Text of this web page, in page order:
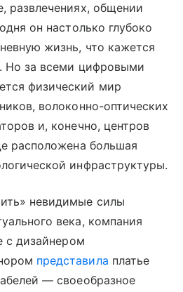
развлечениях, общении
он настолько глубоко
жизнь, что кажется
Но за всеми цифровыми
физический мир
волоконно-оптических
и, конечно, центров
расположена большая
инфраструктуры.
невидимые силы
века, компания
с дизайнером
представила платье
— своеобразное